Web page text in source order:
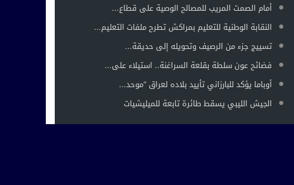
أمام الصمت المريب للمصالح الوصية على قطاع...
النقابة الوطنية للتعليم بمراكش تطرح ملفات التعليم...
تسييج جزء من الرصيف وتحويله إلى حديقة...
فضائح عون سلطة بقلعة السراغنة.. استيلاء على...
أوباما يؤكد للبارزاني تأييد بلاده لعراق “موحد...
الجيش الليبي يسقط طائرة تابعة للميليشيات